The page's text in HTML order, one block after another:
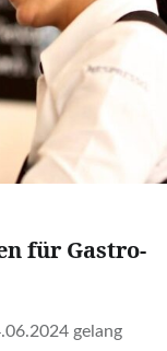
für Gastro-
gelang